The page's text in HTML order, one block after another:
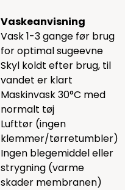
Vaskeanvisning
Vask 1-3 gange før brug
for optimal sugeevne
Skyl koldt efter brug, til
vandet er klart
Maskinvask 30°C med
normalt tøj
Lufttør (ingen
klemmer/tørretumbler)
Ingen blegemiddel eller
strygning (varme
skader membranen)